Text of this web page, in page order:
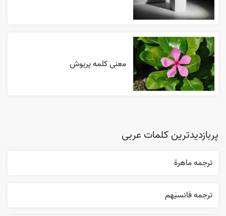
معنی کلمه پریوش
پربازدیدترین کلمات عربی
ترجمه ماهرة
ترجمه فانسیٰهم